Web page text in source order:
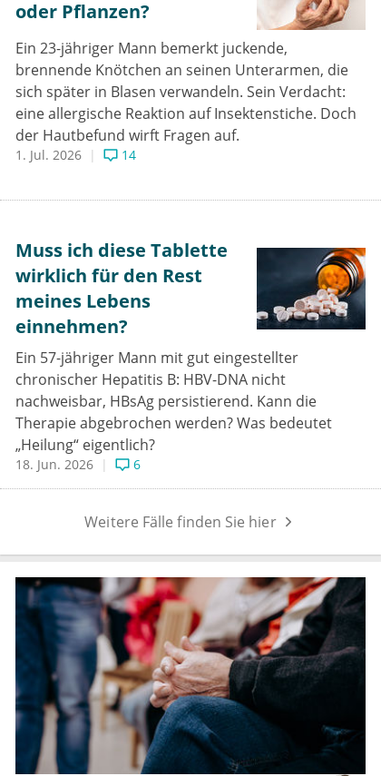
oder Pflanzen?
Ein 23-jähriger Mann bemerkt juckende,
brennende Knötchen an seinen Unterarmen, die
sich später in Blasen verwandeln. Sein Verdacht:
eine allergische Reaktion auf Insektenstiche. Doch
der Hautbefund wirft Fragen auf.
1. Jul. 2026 14
Muss ich diese Tablette
wirklich für den Rest
meines Lebens
einnehmen?
Ein 57-jähriger Mann mit gut eingestellter
chronischer Hepatitis B: HBV-DNA nicht
nachweisbar, HBsAg persistierend. Kann die
Therapie abgebrochen werden? Was bedeutet
„Heilung“ eigentlich?
18. Jun. 2026 6
Weitere Fälle finden Sie hier